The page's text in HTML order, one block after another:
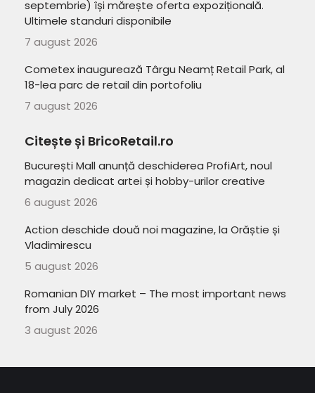
septembrie) își mărește oferta expozițională.
Ultimele standuri disponibile
7 august 2026
Cometex inaugurează Târgu Neamț Retail Park, al
18-lea parc de retail din portofoliu
7 august 2026
Citește și BricoRetail.ro
București Mall anunță deschiderea ProfiArt, noul
magazin dedicat artei și hobby-urilor creative
6 august 2026
Action deschide două noi magazine, la Orăștie și
Vladimirescu
5 august 2026
Romanian DIY market – The most important news
from July 2026
3 august 2026